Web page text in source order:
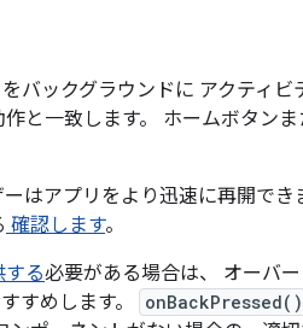
バックグラウンドに アクティビ
と一致します。 ホームボタン
はアプリをより迅速に再開でき
確認します。
る必要がある場合は、 オーバ
すめします。
onBackPressed()